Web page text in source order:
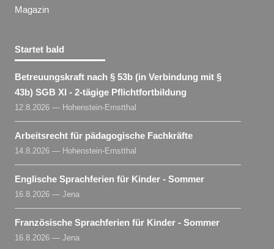
Magazin
Startet bald
Betreuungskraft nach § 53b (in Verbindung mit §
43b) SGB XI - 2-tägige Pflichtfortbildung
12.8.2026 — Hohenstein-Ernstthal
Arbeitsrecht für pädagogische Fachkräfte
14.8.2026 — Hohenstein-Ernstthal
Englische Sprachferien für Kinder - Sommer
16.8.2026 — Jena
Französische Sprachferien für Kinder - Sommer
16.8.2026 — Jena